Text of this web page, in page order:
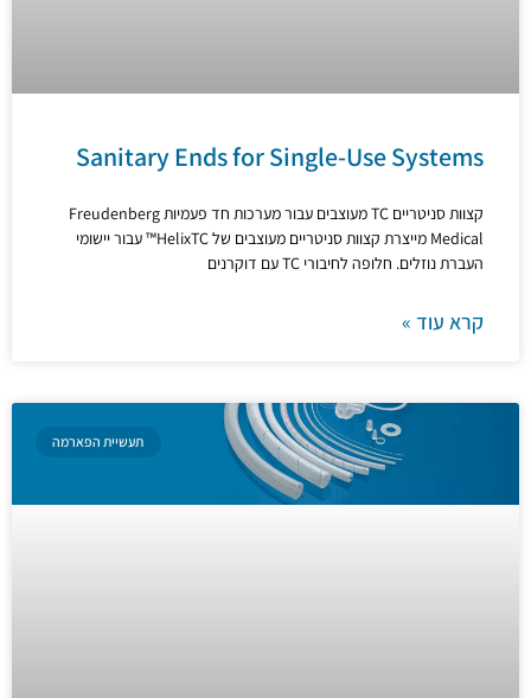
Sanitary Ends for Single-Use Systems
קצוות סניטריים TC מעוצבים עבור מערכות חד פעמיות Freudenberg
Medical מייצרת קצוות סניטריים מעוצבים של HelixTC™ עבור יישומי
העברת נוזלים. חלופה לחיבורי TC עם דוקרנים
קרא עוד »
תעשיית הפארמה